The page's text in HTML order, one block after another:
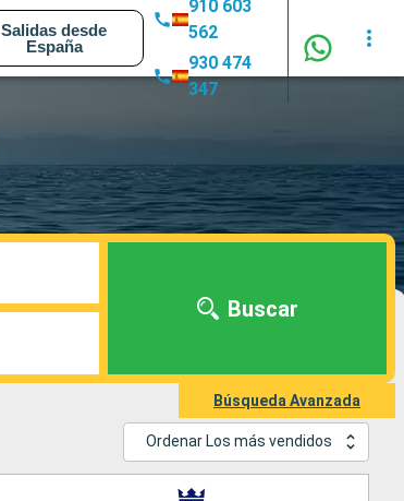
Salidas desde
España
910 603
562
930 474
347
Buscar
Búsqueda Avanzada
Ordenar Los más vendidos